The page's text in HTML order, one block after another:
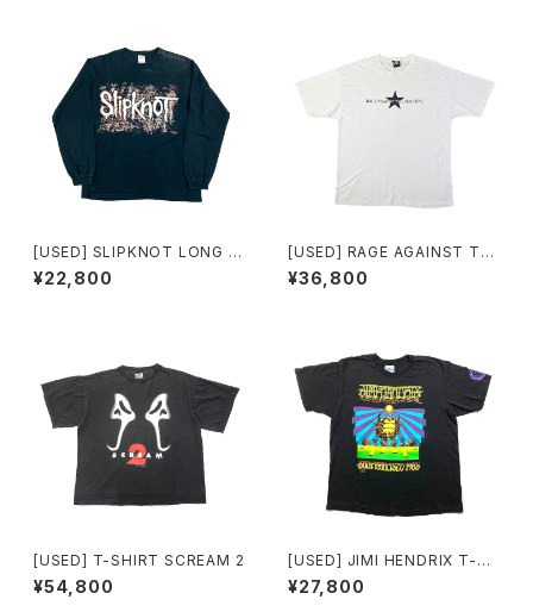
[USED] SLIPKNOT LONG S
LEEVE T-SHIRT people=sh
it
¥22,800
[USED] RAGE AGAINST TH
E MACHINE T-SHIRT
¥36,800
[USED] T-SHIRT SCREAM 2
¥54,800
[USED] JIMI HENDRIX T-SH
IRT SANFRANCISCO 1968
¥27,800